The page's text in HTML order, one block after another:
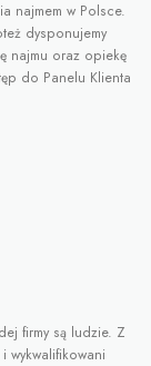
najmem w Polsce.
dysponujemy
najmu oraz opiekę
do Panelu Klienta
firmy są ludzie. Z
wykwalifikowani